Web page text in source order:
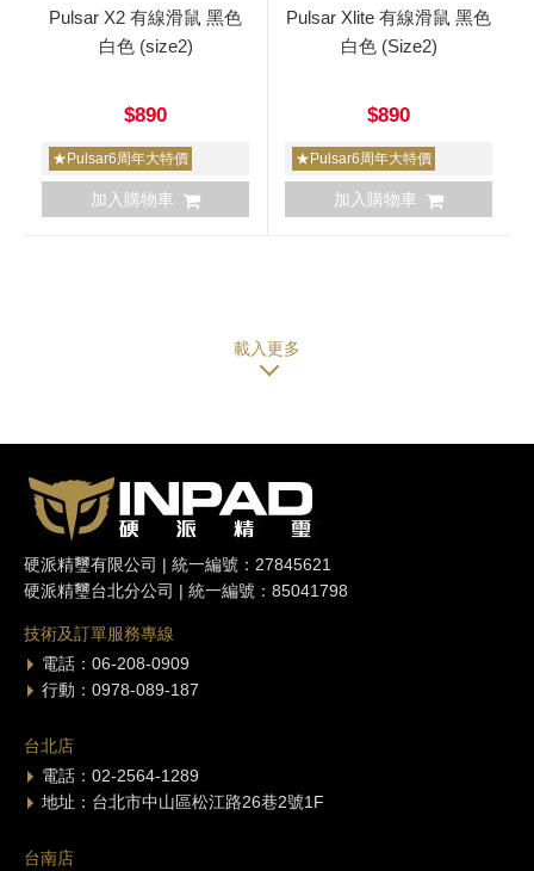
Pulsar X2 有線滑鼠 黑色
白色 (size2)
$890
★Pulsar6周年大特價
加入購物車
Pulsar Xlite 有線滑鼠 黑色
白色 (Size2)
$890
★Pulsar6周年大特價
加入購物車
硬派精璽有限公司 | 統一編號：27845621
硬派精璽台北分公司 | 統一編號：85041798
技術及訂單服務專線
電話：06-208-0909
行動：0978-089-187
台北店
電話：02-2564-1289
地址：台北市中山區松江路26巷2號1F
台南店